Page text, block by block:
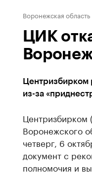
Воронежская область
ЦИК
Центризбирком
из-за
Центризбирком
Воронежского
четверг, 6
документ с
полномочия и